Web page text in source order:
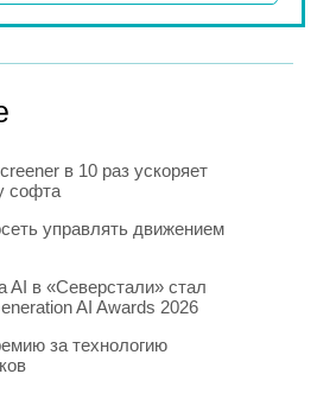
в 10 раз ускоряет
софта
управлять движением
AI в «Северстали» стал
AI Awards 2026
за технологию